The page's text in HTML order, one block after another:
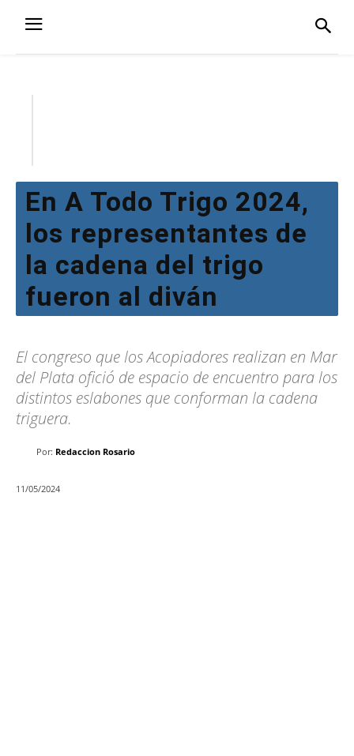
En A Todo Trigo 2024,
los representantes de
la cadena del trigo
fueron al diván
El congreso que los Acopiadores realizan en Mar
del Plata ofició de espacio de encuentro para los
distintos eslabones que conforman la cadena
triguera.
Por: Redaccion Rosario
11/05/2024